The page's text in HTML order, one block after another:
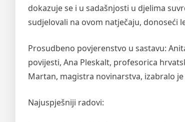
dokazuje se i u sadašnjosti u djelima
sudjelovali na ovom natječaju, donoseći
Prosudbeno povjerenstvo u sastavu:
povijesti, Ana Pleskalt, profesorica
Martan, magistra novinarstva, izabralo
Najuspješniji radovi: